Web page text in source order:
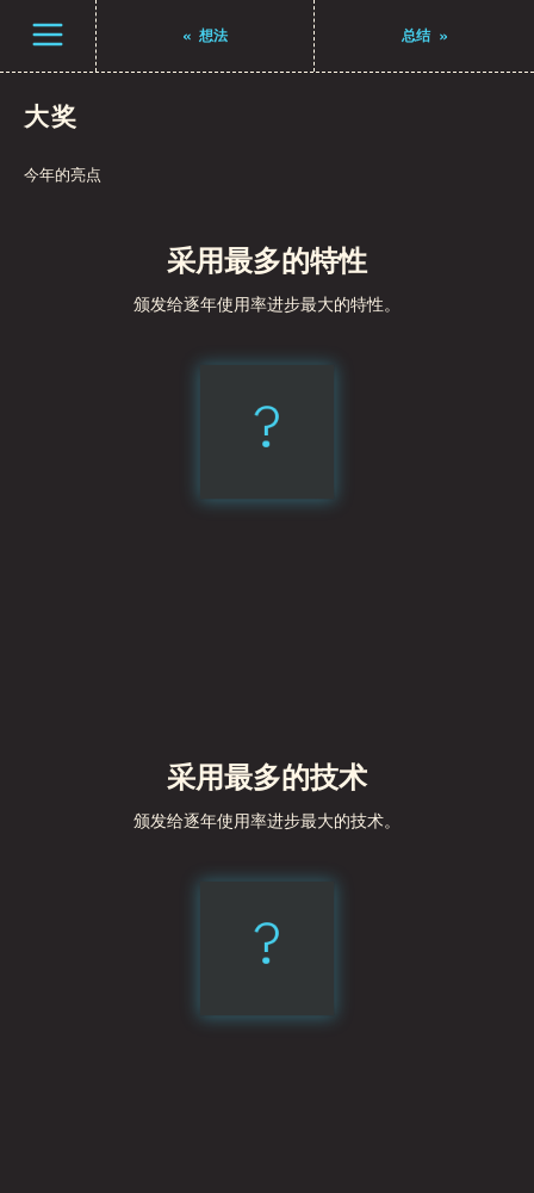
打开菜单 « 想法 总结»
大奖
今年的亮点
采用最多的特性
颁发给逐年使用率进步最大的特性。
?
Nullish
Coalescing
采用最多的技术
颁发给逐年使用率进步最大的技术。
?
esbuild